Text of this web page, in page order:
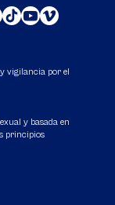
vigilancia por el
y basada en
principios